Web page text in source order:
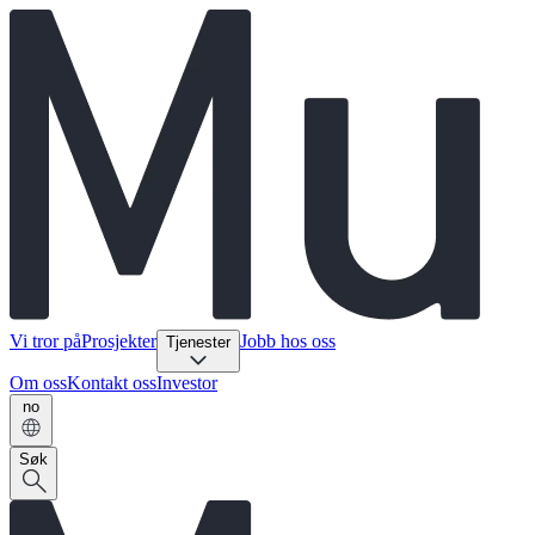
Vi tror påProsjekter Tjenester Jobb hos oss
Om ossKontakt ossInvestor
no
Søk